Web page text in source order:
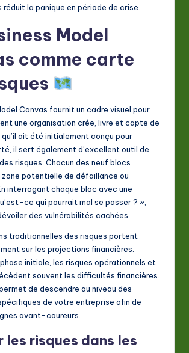
réduit la panique en période de crise.
Model
comme carte
Canvas fournit un cadre visuel pour
une organisation crée, livre et capte de
qu’il ait été initialement conçu pour
il sert également d’excellent outil de
risques. Chacun des neuf blocs
potentielle de défaillance ou
interrogant chaque bloc avec une
ce qui pourrait mal se passer ? »,
des vulnérabilités cachées.
traditionnelles des risques portent
sur les projections financières.
initiale, les risques opérationnels et
souvent les difficultés financières.
de descendre au niveau des
de votre entreprise afin de
avant-coureurs.
les risques dans les